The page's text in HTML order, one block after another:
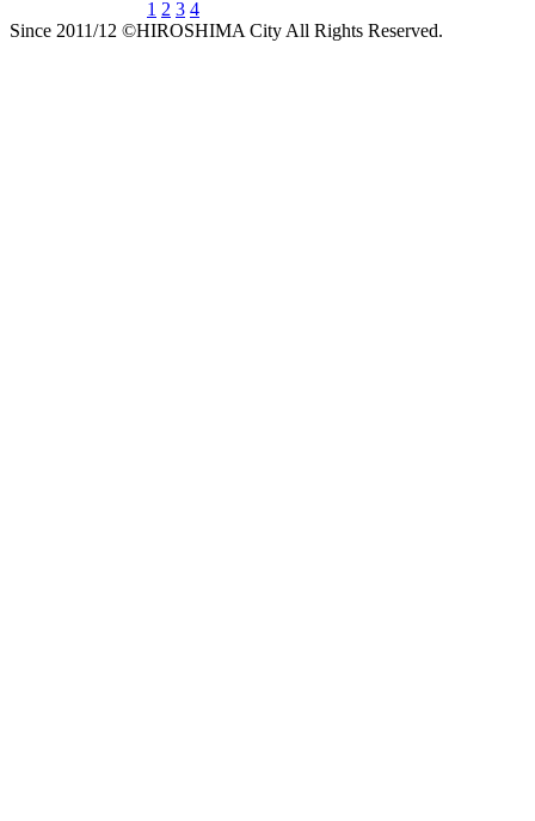
1 2 3 4
Since 2011/12 ©HIROSHIMA City All Rights Reserved.